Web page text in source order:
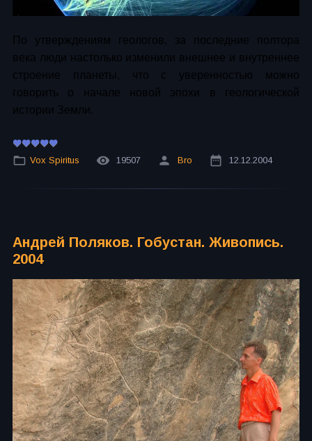
По утверждениям геологов, за последние полтора
века люди настолько изменили внешнее и внутреннее
строение планеты, что с уверенностью можно
говорить о начале новой эпохи в геологической
истории Земли.
Vox Spiritus 19507 Bro 12.12.2004
Андрей Поляков. Гобустан. Живопись.
2004